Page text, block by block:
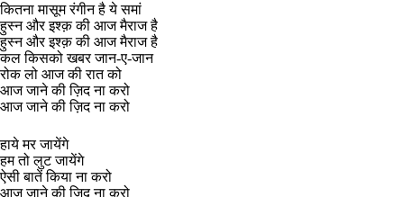
कितना मासूम रंगीन है ये समां
हुस्न और इश्क़ की आज मैराज है
हुस्न और इश्क़ की आज मैराज है
कल किसको खबर जान-ए-जान
रोक लो आज की रात को
आज जाने की ज़िद ना करो
आज जाने की ज़िद ना करो
हाये मर जायेंगे
हम तो लुट जायेंगे
ऐसी बातें किया ना करो
आज जाने की जिद ना करो